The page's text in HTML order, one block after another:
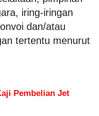
iring-iringan
dan/atau
tertentu menurut
Pembelian Jet